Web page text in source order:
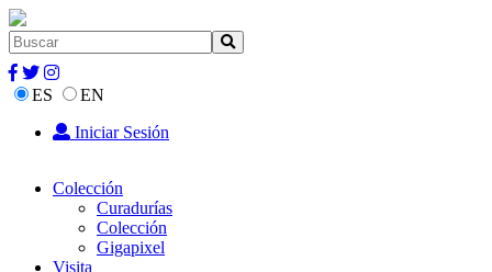
ES
EN
Iniciar Sesión
Colección
Curadurías
Colección
Gigapixel
Visita